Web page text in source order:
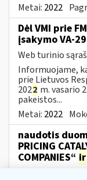
Metai: 2022
Dėl VMI prie
įsakymo VA-
Web turinio
Informuojame,
prie Lietuvos
2022 m. vasario
pakeistos...
Metai: 2022
naudotis
PRICING
COMPANIES“ ir